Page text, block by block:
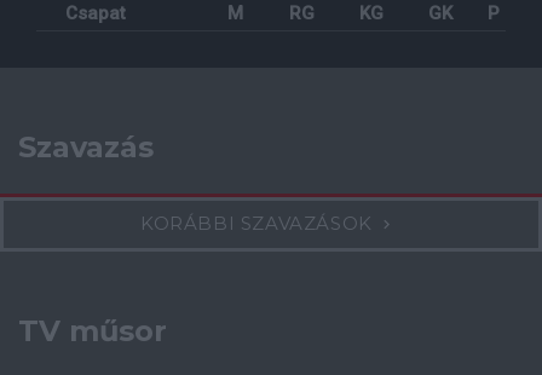
Csapat M RG KG GK P
Szavazás
KORÁBBI SZAVAZÁSOK
TV műsor